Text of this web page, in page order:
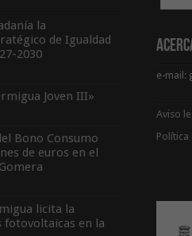
la
de Igualdad
2030
Joven III»
Bono Consumo
de euros en el
licita la
fotovoltaicas en la
e-mail:
Aviso